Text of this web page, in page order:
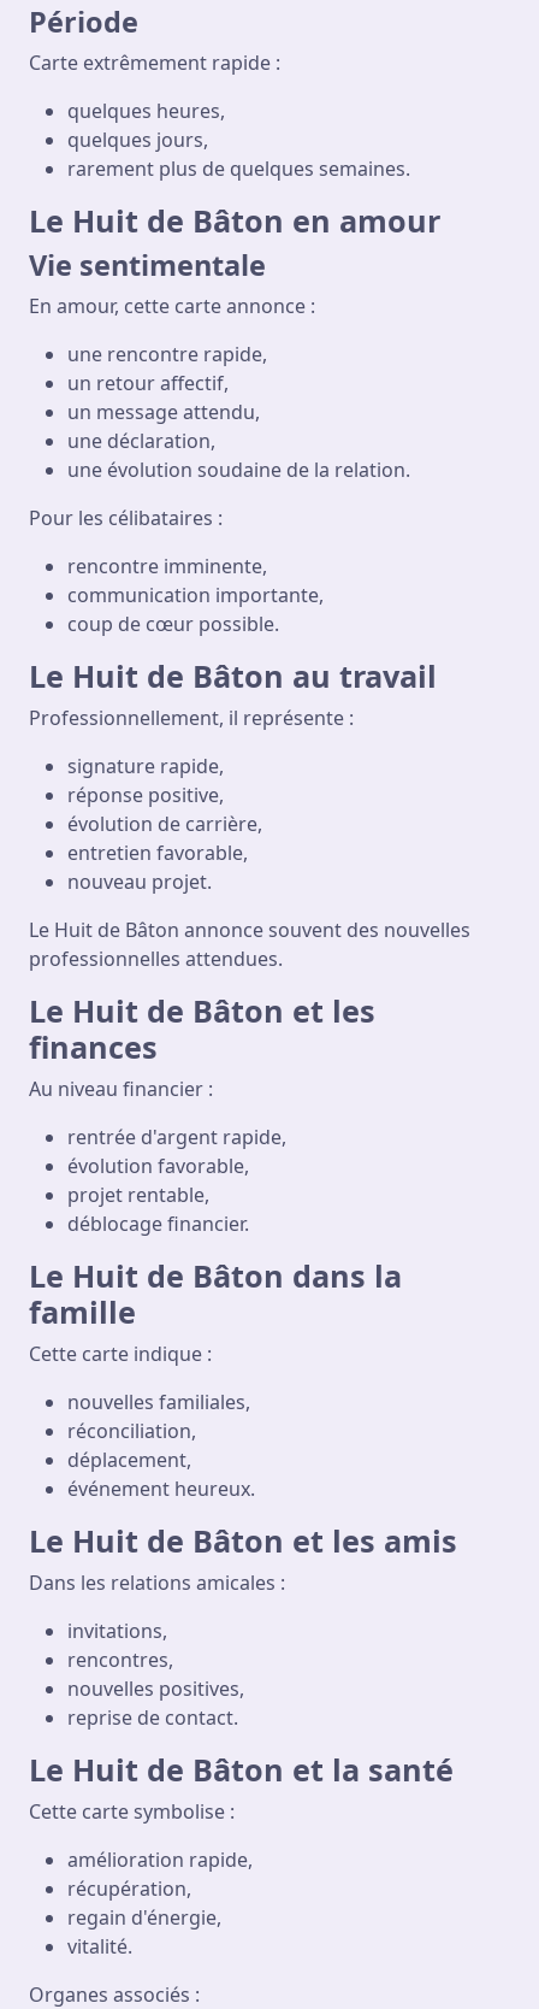
Période
Carte extrêmement rapide :
quelques heures,
quelques jours,
rarement plus de quelques semaines.
Le Huit de Bâton en amour
Vie sentimentale
En amour, cette carte annonce :
une rencontre rapide,
un retour affectif,
un message attendu,
une déclaration,
une évolution soudaine de la relation.
Pour les célibataires :
rencontre imminente,
communication importante,
coup de cœur possible.
Le Huit de Bâton au travail
Professionnellement, il représente :
signature rapide,
réponse positive,
évolution de carrière,
entretien favorable,
nouveau projet.
Le Huit de Bâton annonce souvent des nouvelles
professionnelles attendues.
Le Huit de Bâton et les
finances
Au niveau financier :
rentrée d'argent rapide,
évolution favorable,
projet rentable,
déblocage financier.
Le Huit de Bâton dans la
famille
Cette carte indique :
nouvelles familiales,
réconciliation,
déplacement,
événement heureux.
Le Huit de Bâton et les amis
Dans les relations amicales :
invitations,
rencontres,
nouvelles positives,
reprise de contact.
Le Huit de Bâton et la santé
Cette carte symbolise :
amélioration rapide,
récupération,
regain d'énergie,
vitalité.
Organes associés :